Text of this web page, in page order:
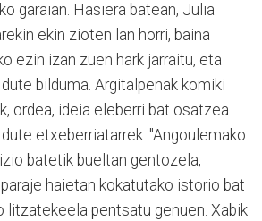
garaian. Hasiera batean, Julia
ekin zioten lan horri, baina
ezin izan zuen hark jarraitu, eta
bilduma. Argitalpenak komiki
ordea, ideia eleberri bat osatzea
etxeberriatarrek. "Angoulemako
batetik bueltan gentozela,
haietan kokatutako istorio bat
litzatekeela pentsatu genuen. Xabik